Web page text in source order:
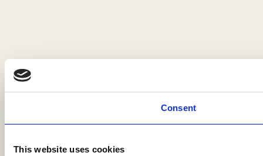
Consent
This website uses cookies